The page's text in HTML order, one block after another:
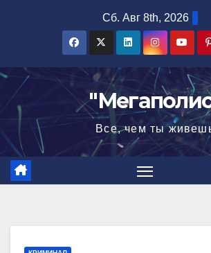
Сб. Авг 8th, 2026
Все, чем ты